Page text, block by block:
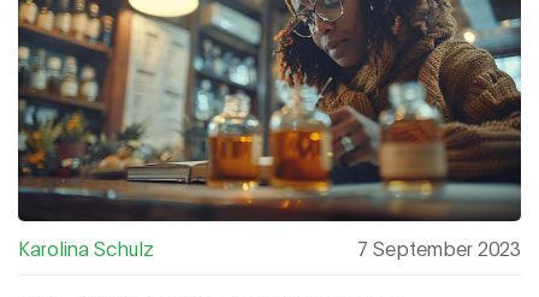
das gemeinsam durchgehen.
Karolina Schulz 7 September 2023